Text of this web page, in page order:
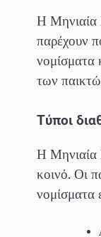
Η Μηνιαία
παρέχουν
νομίσματα
των
Τύποι
Η Μηνιαία
κοινό. Οι
νομίσματα